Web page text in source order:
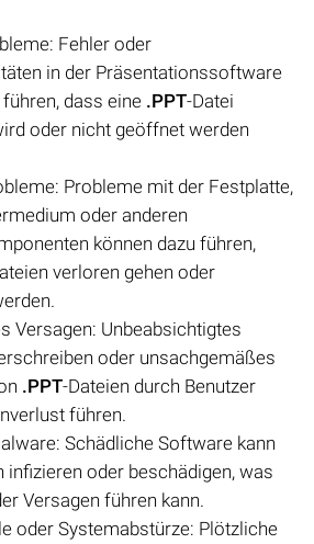
Fehler oder
in der Präsentationssoftware
dass eine .PPT-Datei
oder nicht geöffnet werden
Probleme mit der Festplatte,
oder anderen
können dazu führen,
verloren gehen oder
Versagen: Unbeabsichtigtes
oder unsachgemäßes
.PPT-Dateien durch Benutzer
führen.
Schädliche Software kann
infizieren oder beschädigen, was
Versagen führen kann.
oder Systemabstürze: Plötzliche